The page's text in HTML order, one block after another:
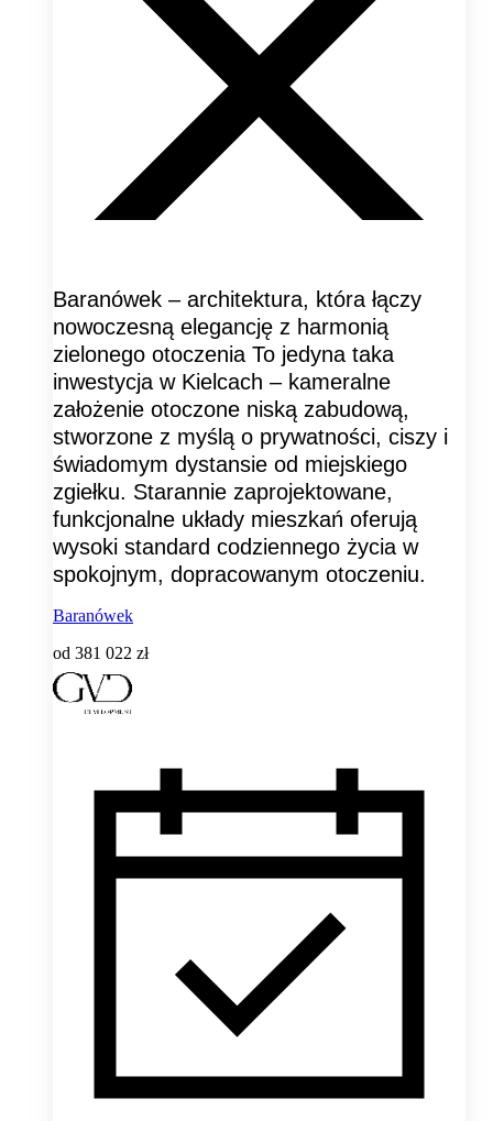
Baranówek – architektura, która łączy
nowoczesną elegancję z harmonią
zielonego otoczenia To jedyna taka
inwestycja w Kielcach – kameralne
założenie otoczone niską zabudową,
stworzone z myślą o prywatności, ciszy i
świadomym dystansie od miejskiego
zgiełku. Starannie zaprojektowane,
funkcjonalne układy mieszkań oferują
wysoki standard codziennego życia w
spokojnym, dopracowanym otoczeniu.
Baranówek
od 381 022 zł